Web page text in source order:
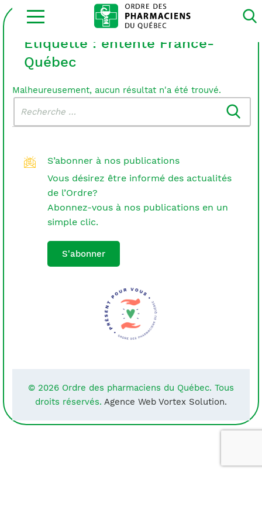
Ouvrir
la
site
Étiquette : entente France-
Québec
Malheureusement, aucun résultat n'a été trouvé.
dans
le
S’abonner à nos publications
Vous désirez être informé des actualités
de l’Ordre?
Abonnez-vous à nos publications en un
simple clic.
S'abonner
© 2026 Ordre des pharmaciens du Québec. Tous
droits réservés. Agence Web Vortex Solution.